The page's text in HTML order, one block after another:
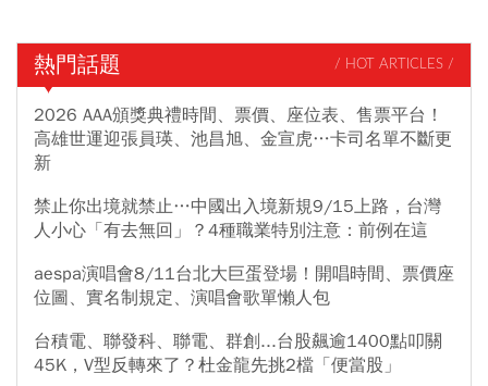
熱門話題 / HOT ARTICLES /
2026 AAA頒獎典禮時間、票價、座位表、售票平台！
高雄世運迎張員瑛、池昌旭、金宣虎…卡司名單不斷更
新
禁止你出境就禁止…中國出入境新規9/15上路，台灣
人小心「有去無回」？4種職業特別注意：前例在這
aespa演唱會8/11台北大巨蛋登場！開唱時間、票價座
位圖、實名制規定、演唱會歌單懶人包
台積電、聯發科、聯電、群創...台股飆逾1400點叩關
45K，V型反轉來了？杜金龍先挑2檔「便當股」